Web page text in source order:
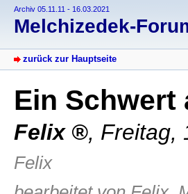
Archiv 05.11.11 - 16.03.2021
Melchizedek-
zurück zur Hauptseite
Ein
Felix , Freitag,
Felix